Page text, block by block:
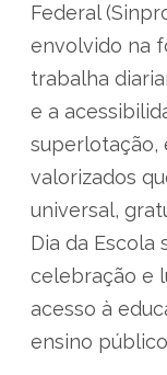
Federal
envolvido na
trabalha
e a
superlotação,
valorizados
universal,
Dia da Escola
celebração e
acesso à
ensino